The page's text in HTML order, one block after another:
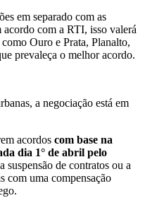
em separado com as
com a RTI, isso valerá
Ouro e Prata, Planalto,
prevaleça o melhor acordo.
a negociação está em
acordos com base na
dia 1° de abril pelo
suspensão de contratos ou a
com uma compensação